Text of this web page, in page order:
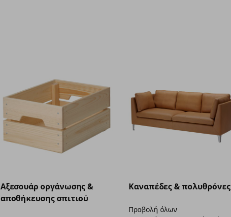
Aξεσουάρ οργάνωσης &
αποθήκευσης σπιτιού
Καναπέδες & πολυθρόνες
Προβολή όλων